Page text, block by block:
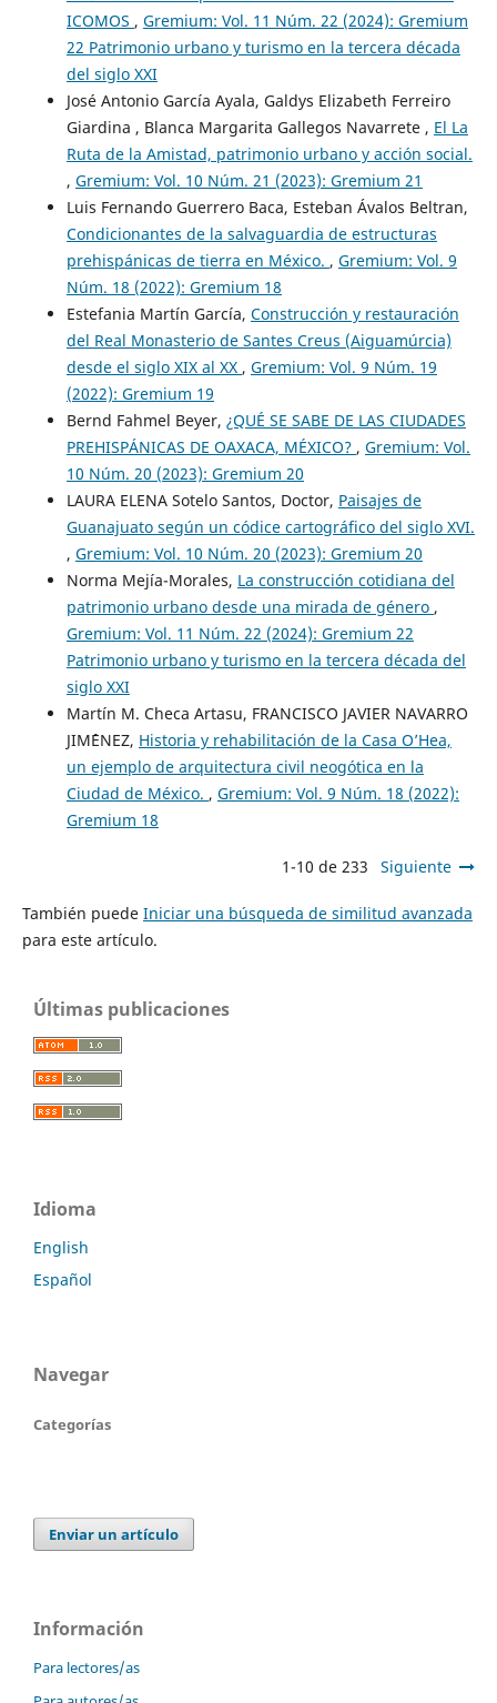
ICOMOS , Gremium: Vol. 11 Núm. 22 (2024): Gremium
22 Patrimonio urbano y turismo en la tercera década
del siglo XXI
José Antonio García Ayala, Galdys Elizabeth Ferreiro
Giardina , Blanca Margarita Gallegos Navarrete , El La
Ruta de la Amistad, patrimonio urbano y acción social.
, Gremium: Vol. 10 Núm. 21 (2023): Gremium 21
Luis Fernando Guerrero Baca, Esteban Ávalos Beltran,
Condicionantes de la salvaguardia de estructuras
prehispánicas de tierra en México. , Gremium: Vol. 9
Núm. 18 (2022): Gremium 18
Estefania Martín García, Construcción y restauración
del Real Monasterio de Santes Creus (Aiguamúrcia)
desde el siglo XIX al XX , Gremium: Vol. 9 Núm. 19
(2022): Gremium 19
Bernd Fahmel Beyer, ¿QUÉ SE SABE DE LAS CIUDADES
PREHISPÁNICAS DE OAXACA, MÉXICO? , Gremium: Vol.
10 Núm. 20 (2023): Gremium 20
LAURA ELENA Sotelo Santos, Doctor, Paisajes de
Guanajuato según un códice cartográfico del siglo XVI.
, Gremium: Vol. 10 Núm. 20 (2023): Gremium 20
Norma Mejía-Morales, La construcción cotidiana del
patrimonio urbano desde una mirada de género ,
Gremium: Vol. 11 Núm. 22 (2024): Gremium 22
Patrimonio urbano y turismo en la tercera década del
siglo XXI
Martín M. Checa Artasu, FRANCISCO JAVIER NAVARRO
JIM´´ENEZ, Historia y rehabilitación de la Casa O’Hea,
un ejemplo de arquitectura civil neogótica en la
Ciudad de México. , Gremium: Vol. 9 Núm. 18 (2022):
Gremium 18
1-10 de 233 Siguiente
También puede Iniciar una búsqueda de similitud avanzada
para este artículo.
Últimas publicaciones
Idioma
English
Español
Navegar
Categorías
Enviar un artículo
Información
Para lectores/as